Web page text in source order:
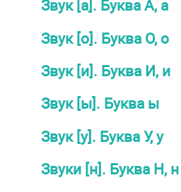
Звук [а]. Буква А, а
Звук [о]. Буква О, о
Звук [и]. Буква И, и
Звук [ы]. Буква ы
Звук [у]. Буква У, у
Звуки [н]. Буква Н, н